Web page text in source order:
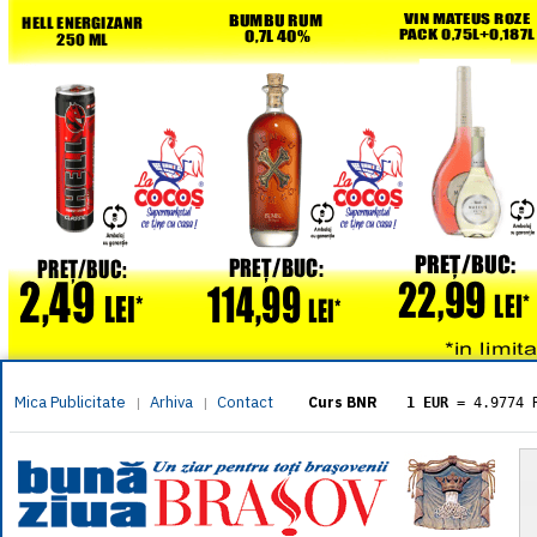
Mica Publicitate | Arhiva | Contact Curs BNR 1 EUR = 4.9774
= 5.8304
1 XAU= 464.4611
1 AED= 1.1933
1 AUD= 2.7957
1 BGN= 2.5449